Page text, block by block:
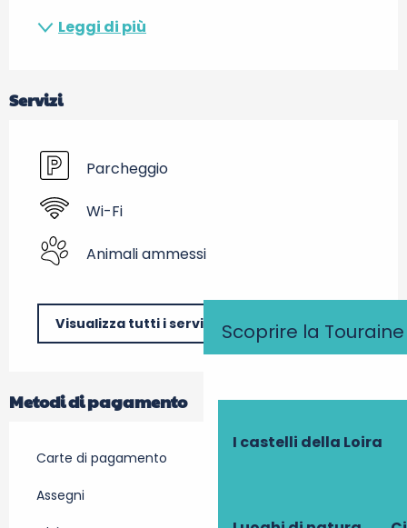
Scoprire la Touraine
I castelli della Loira
Leggi di più
Servizi
Parcheggio
Wi-Fi
Animali ammessi
Visualizza tutti i servizi
Metodi di pagamento
Carte di pagamento
Assegni